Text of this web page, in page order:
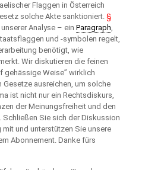
Flaggen in Österreich
solche Akte sanktioniert. §
Analyse – ein Paragraph,
und -symbolen regelt,
benötigt, wie
Wir diskutieren die feinen
gehässige Weise” wirklich
ausreichen, um solche
ist nicht nur ein Rechtsdiskurs,
der Meinungsfreiheit und den
Sie sich der Diskussion
mit und unterstützen Sie unsere
Abonnement. Danke fürs